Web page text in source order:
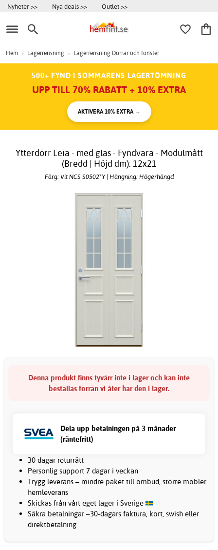
Nyheter >> Nya deals >> Outlet >>
Hem > Lagerrensning > Lagerrensning Dörrar och fönster
500+ FYND I SOMMARENS LAGERTÖMNING
UPP TILL 70% RABATT + 10% EXTRA
AKTIVERA 10% EXTRA →
Ytterdörr Leia - med glas - Fyndvara - Modulmått
(Bredd | Höjd dm): 12x21
Färg: Vit NCS S0502*Y | Hängning: Högerhängd
Denna produkt finns tyvärr inte i lager och kan inte
beställas förrän vi åter har den i lager.
Dela upp betalningen på 3 månader
(räntefritt)
30 dagar returrätt
Personlig support 7 dagar i veckan
Trygg leverans – mindre paket till ombud, större möbler
hemleverans
Skickas från vårt eget lager i Sverige
Säkra betalningar –30-dagars faktura, kort, swish eller
direktbetalning